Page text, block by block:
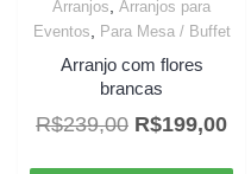
OFF
Arranjos,Arranjos para
Eventos, Para Mesa / Buffet
Arranjo com flores
brancas
R$239,00 O
R$199,00O